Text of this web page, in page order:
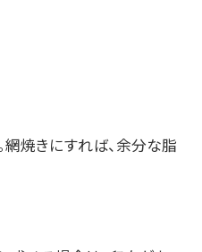
網焼きにすれば、余分な脂